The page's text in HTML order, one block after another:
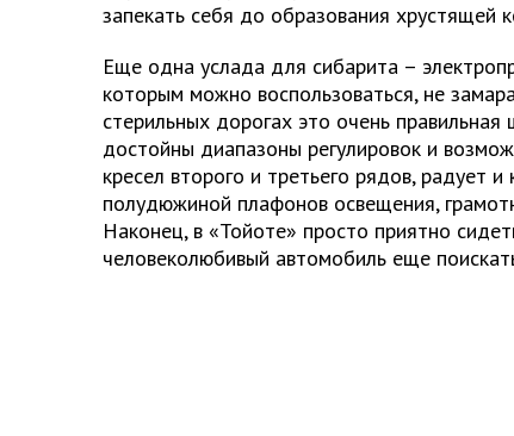
запекать себя до образования хрустящей
Еще одна услада для сибарита –
которым можно воспользоваться, не
стерильных дорогах это очень правильная
достойны диапазоны регулировок и
кресел второго и третьего рядов, радует и
полудюжиной плафонов освещения,
Наконец, в «Тойоте» просто приятно
человеколюбивый автомобиль еще